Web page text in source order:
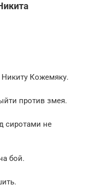
Никиту Кожемяку.
против змея.
сиротами не
бой.